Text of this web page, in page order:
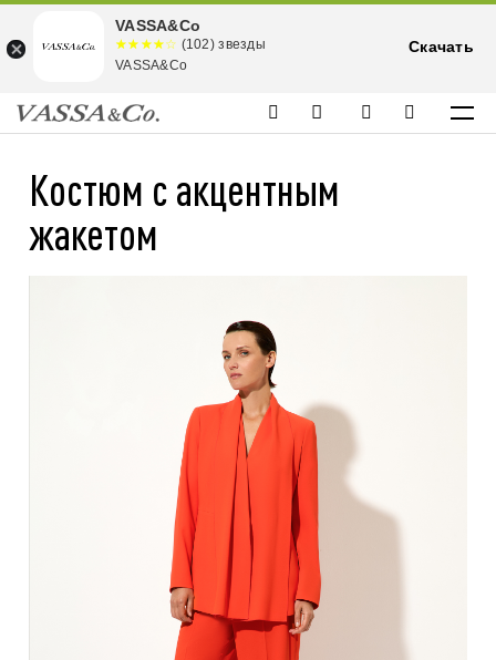
Костюм с акцентным
жакетом
VASSA&Co
☆☆☆☆☆
★★★★
★
(102) звезды
VASSA&Co
Скачать